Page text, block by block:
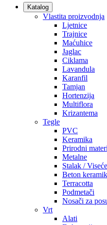
Katalog
Vlastita proizvodnja
Ljetnice
Trajnice
Maćuhice
Jaglac
Ciklama
Lavandula
Karanfil
Tamjan
Hortenzija
Multiflora
Krizantema
Tegle
PVC
Keramika
Prirodni
Metalne
Stalak / Viseće
Beton
Terracotta
Podmetači
Nosači za
Vrt
Alati